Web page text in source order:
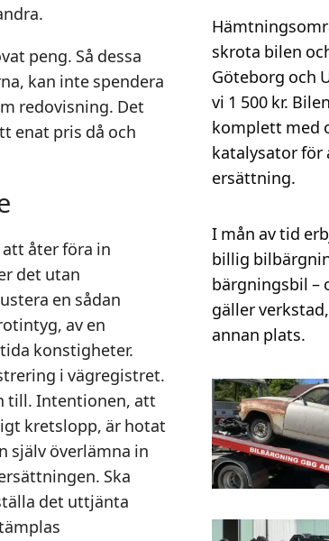
peng. Så dessa
kan inte spendera
redovisning. Det
enat pris då och
åter föra in
det utan
en sådan
av en
konstigheter.
i vägregistret.
till. Intentionen, att
kretslopp, är hotat
själv överlämna in
Ska
det uttjänta
skrota bilen
Göteborg och
vi 1 500 kr.
komplett med
katalysator för
ersättning.
I mån av tid
billig
bärgningsbil –
gäller
annan plats.